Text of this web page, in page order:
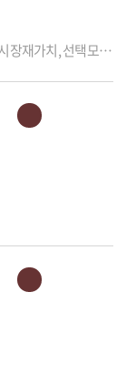
교통계획, 타당성 분석, 비시장재가치, 선택모형, 민간투자사업